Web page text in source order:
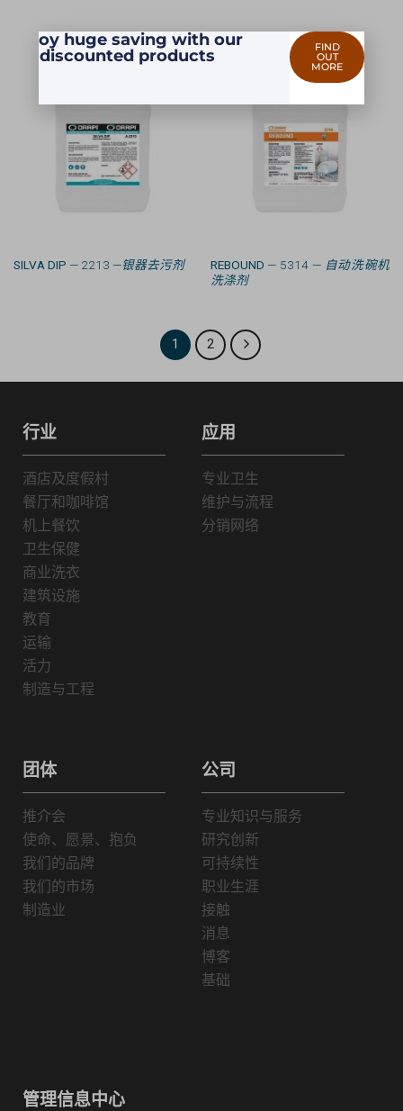
SILVA DIP — 2213 —银器去污剂 REBOUND — 5314 — 自动洗碗机
洗涤剂
1 2
行业
酒店及度假村
餐厅和咖啡馆
机上餐饮
卫生保健
商业洗衣
建筑设施
教育
运输
活力
制造与工程
应用
专业卫生
维护与流程
分销网络
团体
推介会
使命、愿景、抱负
我们的品牌
我们的市场
制造业
公司
专业知识与服务
研究创新
可持续性
职业生涯
接触
消息
博客
基础
管理信息中心
Enjoy huge saving with our
discounted products
FIND
OUT
MORE